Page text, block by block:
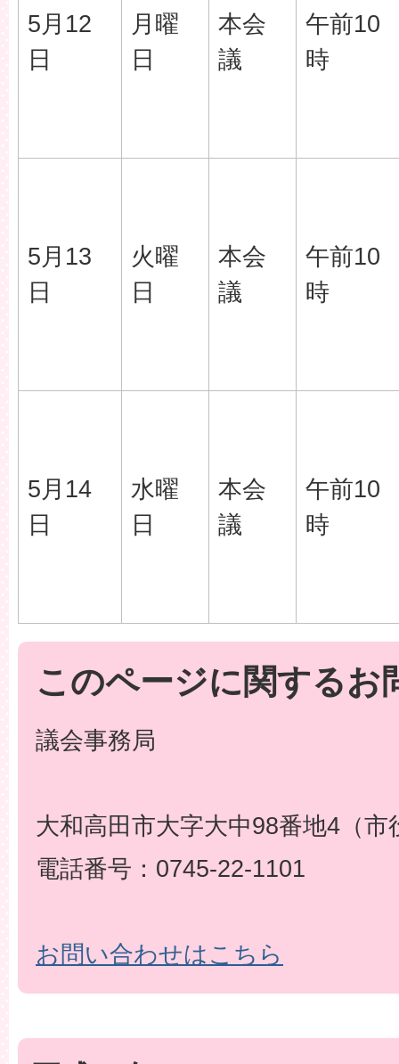
5月12
日
月曜
日
本会
議
午前10
時
5月13
日
火曜
日
本会
議
午前10
時
5月14
日
水曜
日
本会
議
午前10
時
このページに関するお
議会事務局
大和高田市大字大中98番地4（市
電話番号：0745-22-1101
お問い合わせはこちら